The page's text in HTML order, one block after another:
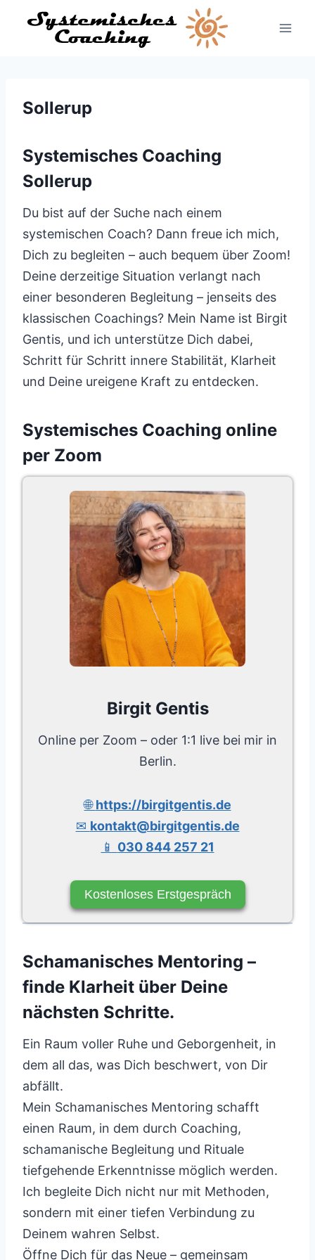
Inhalt
Sollerup
Systemisches Coaching
Sollerup
Du bist auf der Suche nach einem
systemischen Coach? Dann freue ich mich,
Dich zu begleiten – auch bequem über Zoom!
Deine derzeitige Situation verlangt nach
einer besonderen Begleitung – jenseits des
klassischen Coachings? Mein Name ist Birgit
Gentis, und ich unterstütze Dich dabei,
Schritt für Schritt innere Stabilität, Klarheit
und Deine ureigene Kraft zu entdecken.
Systemisches Coaching online
per Zoom
Birgit Gentis
Online per Zoom – oder 1:1 live bei mir in
Berlin.
🌐https://birgitgentis.de
✉ kontakt@birgitgentis.de
📱 030 844 257 21
Kostenloses Erstgespräch
Schamanisches Mentoring –
finde Klarheit über Deine
nächsten Schritte.
Ein Raum voller Ruhe und Geborgenheit, in
dem all das, was Dich beschwert, von Dir
abfällt.
Mein Schamanisches Mentoring schafft
einen Raum, in dem durch Coaching,
schamanische Begleitung und Rituale
tiefgehende Erkenntnisse möglich werden.
Ich begleite Dich nicht nur mit Methoden,
sondern mit einer tiefen Verbindung zu
Deinem wahren Selbst.
Öffne Dich für das Neue – gemeinsam